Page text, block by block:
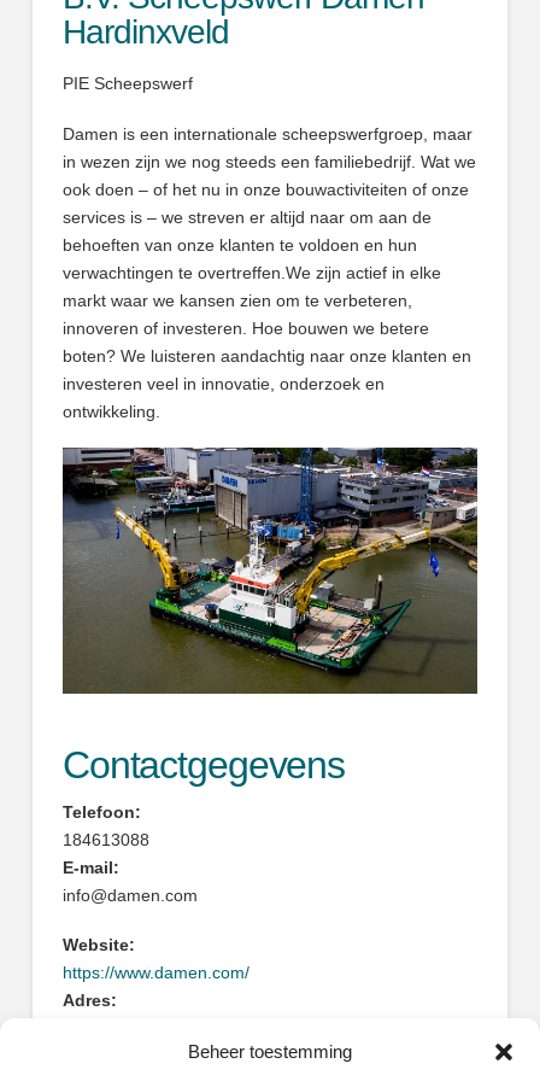
Beheer toestemming
Hardinxveld
PIE Scheepswerf
Damen is een internationale scheepswerfgroep, maar
in wezen zijn we nog steeds een familiebedrijf. Wat we
ook doen – of het nu in onze bouwactiviteiten of onze
services is – we streven er altijd naar om aan de
behoeften van onze klanten te voldoen en hun
verwachtingen te overtreffen.We zijn actief in elke
markt waar we kansen zien om te verbeteren,
innoveren of investeren. Hoe bouwen we betere
boten? We luisteren aandachtig naar onze klanten en
investeren veel in innovatie, onderzoek en
ontwikkeling.
Contactgegevens
Telefoon:
184613088
E-mail:
info@damen.com
Website:
https://www.damen.com/
Adres:
3371EB Hardinxveld-Giessendam